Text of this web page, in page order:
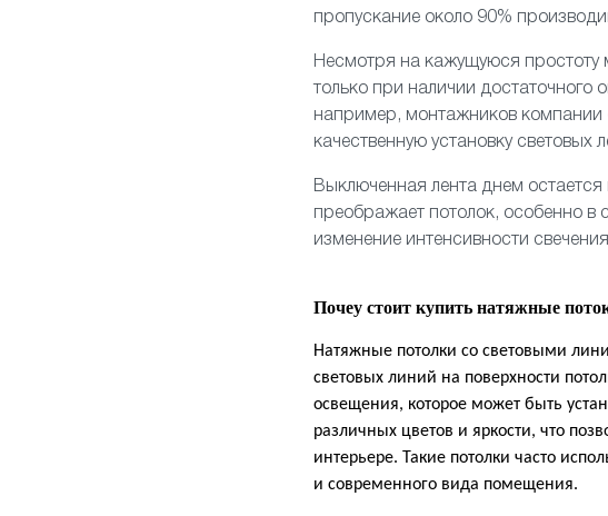
пропускание около 90%
Несмотря на кажущуюся простоту
только при наличии достаточного
например, монтажников компании
качественную установку световых
Выключенная лента днем
преображает потолок, особенно в
изменение интенсивности
Почеу стоит купить натяжные
Натяжные потолки со световыми
световых линий на поверхности
освещения, которое может быть
различных цветов и яркости, что
интерьере. Такие потолки часто
и современного вида помещения.